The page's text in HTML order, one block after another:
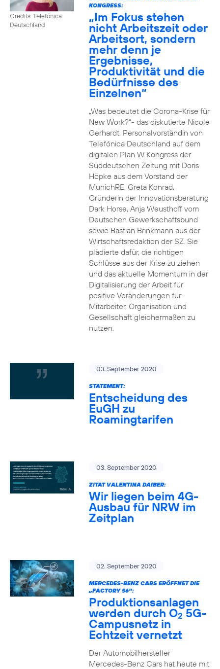
Credits: Telefónica
Deutschland
KONGRESS:
„Im Fokus stehen
nicht Arbeitszeit oder
Arbeitsort, sondern
mehr denn je
Ergebnisse,
Produktivität und die
Bedürfnisse des
Einzelnen“
„Was bedeutet die Corona-Krise für
New Work?“- das diskutierte Nicole
Gerhardt, Personalvorständin von
Telefónica Deutschland auf dem
digitalen Plan W Kongress der
Süddeutschen Zeitung mit Doris
Höpke aus dem Vorstand der
MunichRE, Greta Konrad,
Gründerin der Innovationsberatung
Dark Horse, Anja Weusthoff vom
Deutschen Gewerkschaftsbund
sowie Bastian Brinkmann aus der
Wirtschaftsredaktion der SZ. Sie
plädierte dafür, die richtigen
Schlüsse aus der Krise zu ziehen
und das aktuelle Momentum in der
Digitalisierung der Arbeit für
positive Veränderungen für
Mitarbeiter, Organisation und
Gesellschaft gleichermaßen zu
nutzen.
03. September 2020
STATEMENT:
Entscheidung des
EuGH zu
Roamingtarifen
03. September 2020
ZITAT VALENTINA DAIBER:
Wir liegen beim 4G-
Ausbau für NRW im
Zeitplan
02. September 2020
MERCEDES-BENZ CARS ERÖFFNET DIE
„FACTORY 56“:
Produktionsanlagen
werden durch O25G-
Campusnetz in
Echtzeit vernetzt
Der Automobilhersteller
Mercedes-Benz Cars hat heute mit